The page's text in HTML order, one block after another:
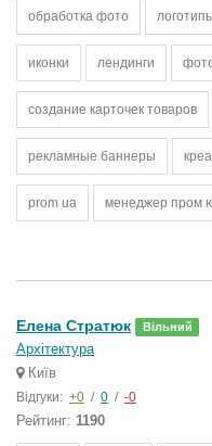
обработка фото
иконки лендинги
создание карточек товаров
рекламные баннеры
prom ua менеджер пром
Елена Стратюк Вільний
Архітектура
Київ
Відгуки: +0 / 0 / -0
Рейтинг: 1190